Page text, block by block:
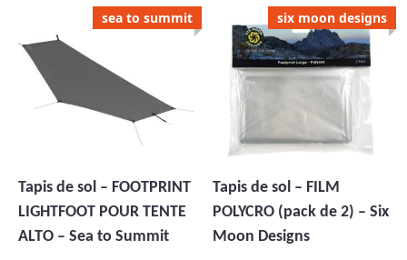
sea to summit
Tapis de sol – FOOTPRINT
LIGHTFOOT POUR TENTE
ALTO – Sea to Summit
produit
a
plusieurs
variations.
être
choisies
sur
six moon designs
Tapis de sol – FILM
POLYCRO (pack de 2) – Six
Moon Designs
produit
plusieurs
variations.
options
peuvent
être
choisies
sur